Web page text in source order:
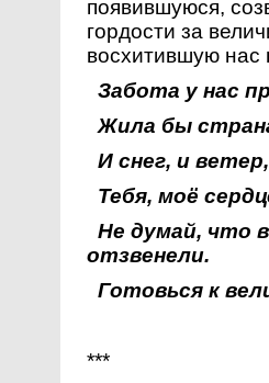
появившуюся,
гордости за
восхитившую
Забота у нас
Жила бы
И снег, и
Тебя, моё
Не думай, что
отзвенели.
Готовься к
***